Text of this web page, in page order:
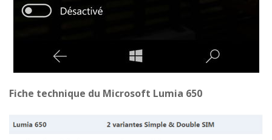
Fiche technique du Microsoft Lumia 650